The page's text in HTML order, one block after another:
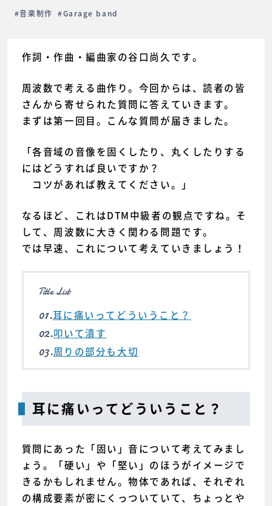
#音楽制作 #Garage band
作詞・作曲・編曲家の谷口尚久です。
周波数で考える曲作り。今回からは、読者の皆
さんから寄せられた質問に答えていきます。
まずは第一回目。こんな質問が届きました。
「各音域の音像を固くしたり、丸くしたりする
にはどうすれば良いですか？
コツがあれば教えてください。」
なるほど、これはDTM中級者の観点ですね。そ
して、周波数に大きく関わる問題です。
では早速、これについて考えていきましょう！
Title List
01.耳に痛いってどういうこと？
02.叩いて潰す
03.周りの部分も大切
耳に痛いってどういうこと？
質問にあった「固い」音について考えてみまし
ょう。「硬い」や「堅い」のほうがイメージで
きるかもしれません。物体であれば、それぞれ
の構成要素が密にくっついていて、ちょっとや